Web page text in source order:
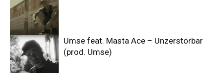
Umse feat. Masta Ace – Unzerstörbar
(prod. Umse)